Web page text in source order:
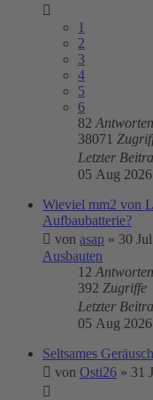
1
2
3
4
5
6
82 Antworten
38071
Letzter
05 Aug
Wieviel mm2 von
Aufbaubatterie?
von asap » 30
Ausbauten
12 Antworten
392 Zugriffe
Letzter
05 Aug
Seltsames
von Osti26 » 31